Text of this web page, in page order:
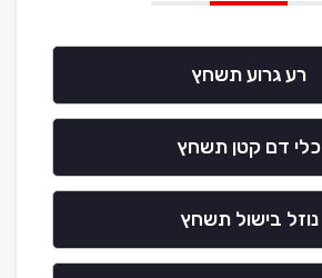
רע גרוע תשחץ
כלי דם קטן תשחץ
נוזל בישול תשחץ